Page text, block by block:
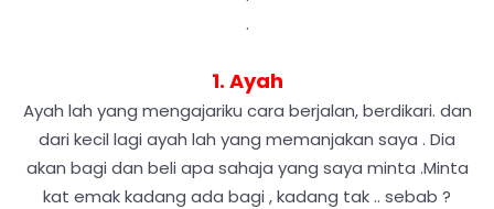
.
1. Ayah
Ayah lah yang mengajariku cara berjalan, berdikari. dan
dari kecil lagi ayah lah yang memanjakan saya . Dia
akan bagi dan beli apa sahaja yang saya minta .Minta
kat emak kadang ada bagi , kadang tak .. sebab ?